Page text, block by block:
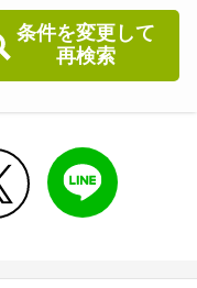
条件を変更して
再検索